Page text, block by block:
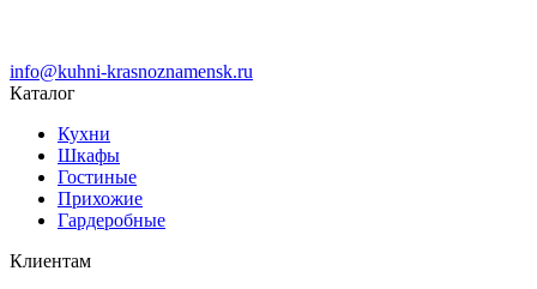
info@kuhni-krasnoznamensk.ru
Каталог
Кухни
Шкафы
Гостиные
Прихожие
Гардеробные
Клиентам